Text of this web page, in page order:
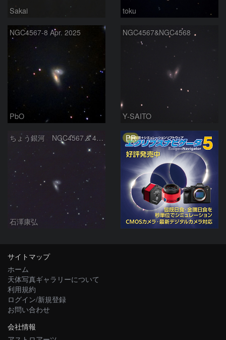
Sakai toku
NGC4567-8 Apr. 2025
PbO
NGC4567&NGC4568
Y-SAITO
ちょう銀河 NGC4567 & 4568 etc
石澤康弘
PR
サイトマップ
ホーム
天体写真ギャラリーについて
利用規約
ログイン/新規登録
お問い合わせ
会社情報